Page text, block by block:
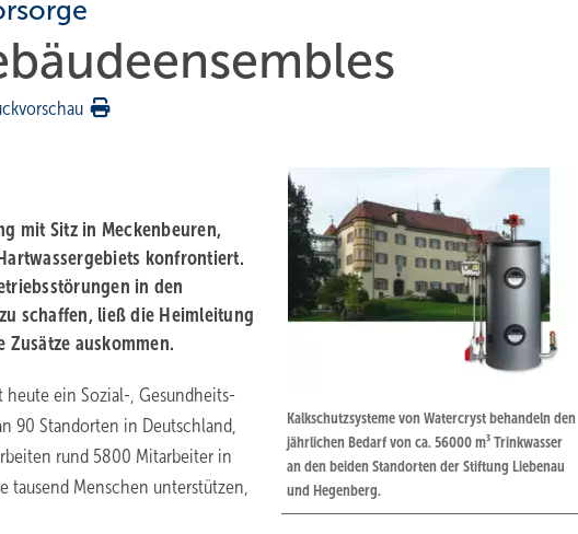
Kalkschutzsysteme von Watercryst behandeln den
jährlichen Bedarf von ca. 56000 m³ Trinkwasser
an den beiden Standorten der Stiftung Liebenau
und Hegenberg.
mit Sitz in Meckenbeuren,
konfrontiert.
in den
schaffen, ließ die Heimleitung
Zusätze auskommen.
heute ein Sozial-, Gesundheits-
90 Standorten in Deutschland,
rund 5800 Mitarbeiter in
Menschen unterstützen,